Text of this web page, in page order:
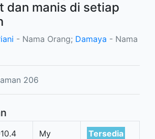
dan manis di setiap
- Nama Orang; Damaya - Nama
206
My
Tersedia